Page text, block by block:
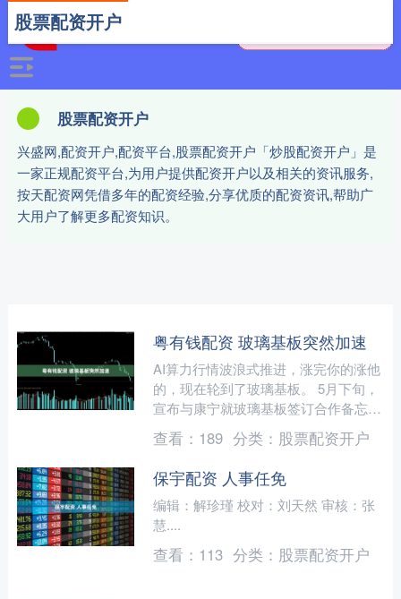
股票配资开户
兴盛网,配资开户,配资平台,股票配资开户「炒股配资开户」是
一家正规配资平台,为用户提供配资开户以及相关的资讯服务,
按天配资网凭借多年的配资经验,分享优质的配资资讯,帮助广
大用户了解更多配资知识。
股票配资开户
粤有钱配资 玻璃基板突然加速
AI算力行情波浪式推进，涨完你的涨他
的，现在轮到了玻璃基板。 5月下旬，
宣布与康宁就玻璃基板签订合作备忘
录，彻底引爆行情。 不仅自家稳如心
电图的股价垂直拉升“惊....
查看： 189 分类： 股票配资开户
保宇配资 人事任免
编辑：解珍瑾 校对：刘天然 审核：张
慧....
查看： 113 分类： 股票配资开户